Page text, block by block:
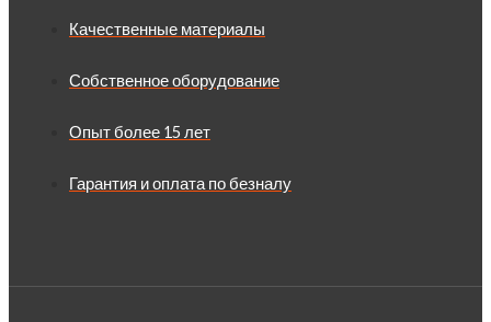
Качественные материалы
Собственное оборудование
Опыт более 15 лет
Гарантия и оплата по безналу